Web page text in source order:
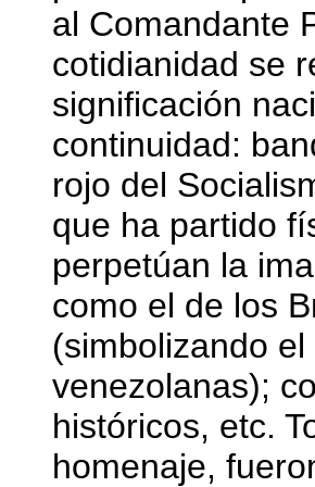
al Comandante
cotidianidad se
significación
continuidad:
rojo del
que ha partido
perpetúan la
como el de los
(simbolizando
venezolanas);
históricos, etc.
homenaje,